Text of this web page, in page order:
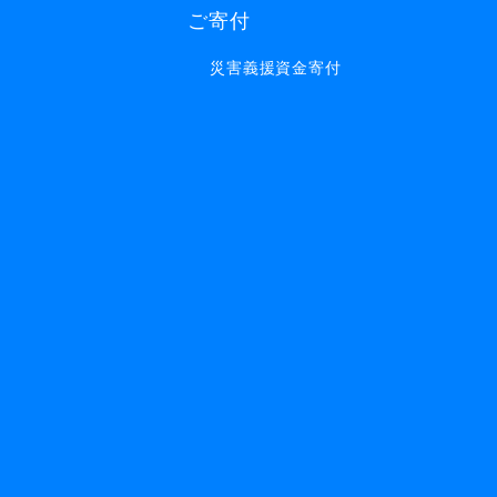
ご寄付
災害義援資金寄付